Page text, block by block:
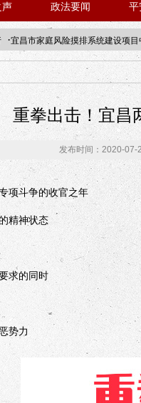
声 政法要闻 平
·宜昌市家庭风险摸排系统建设项目
进·北京站人民大学入校工作提醒
重拳出击！宜昌
发布时间：2020-07-
斗争的收官之年
精神状态
求的同时
势力